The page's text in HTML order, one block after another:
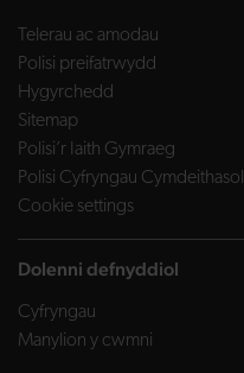
Telerau ac amodau
Polisi preifatrwydd
Hygyrchedd
Sitemap
Polisi’r Iaith Gymraeg
Polisi Cyfryngau Cymdeithasol
Cookie settings
Dolenni defnyddiol
Cyfryngau
Manylion y cwmni